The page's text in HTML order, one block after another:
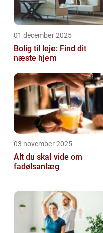
01 december 2025
Bolig til leje: Find dit
næste hjem
03 november 2025
Alt du skal vide om
fadølsanlæg